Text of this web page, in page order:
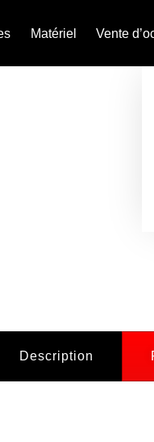
Matériel Vente
Description